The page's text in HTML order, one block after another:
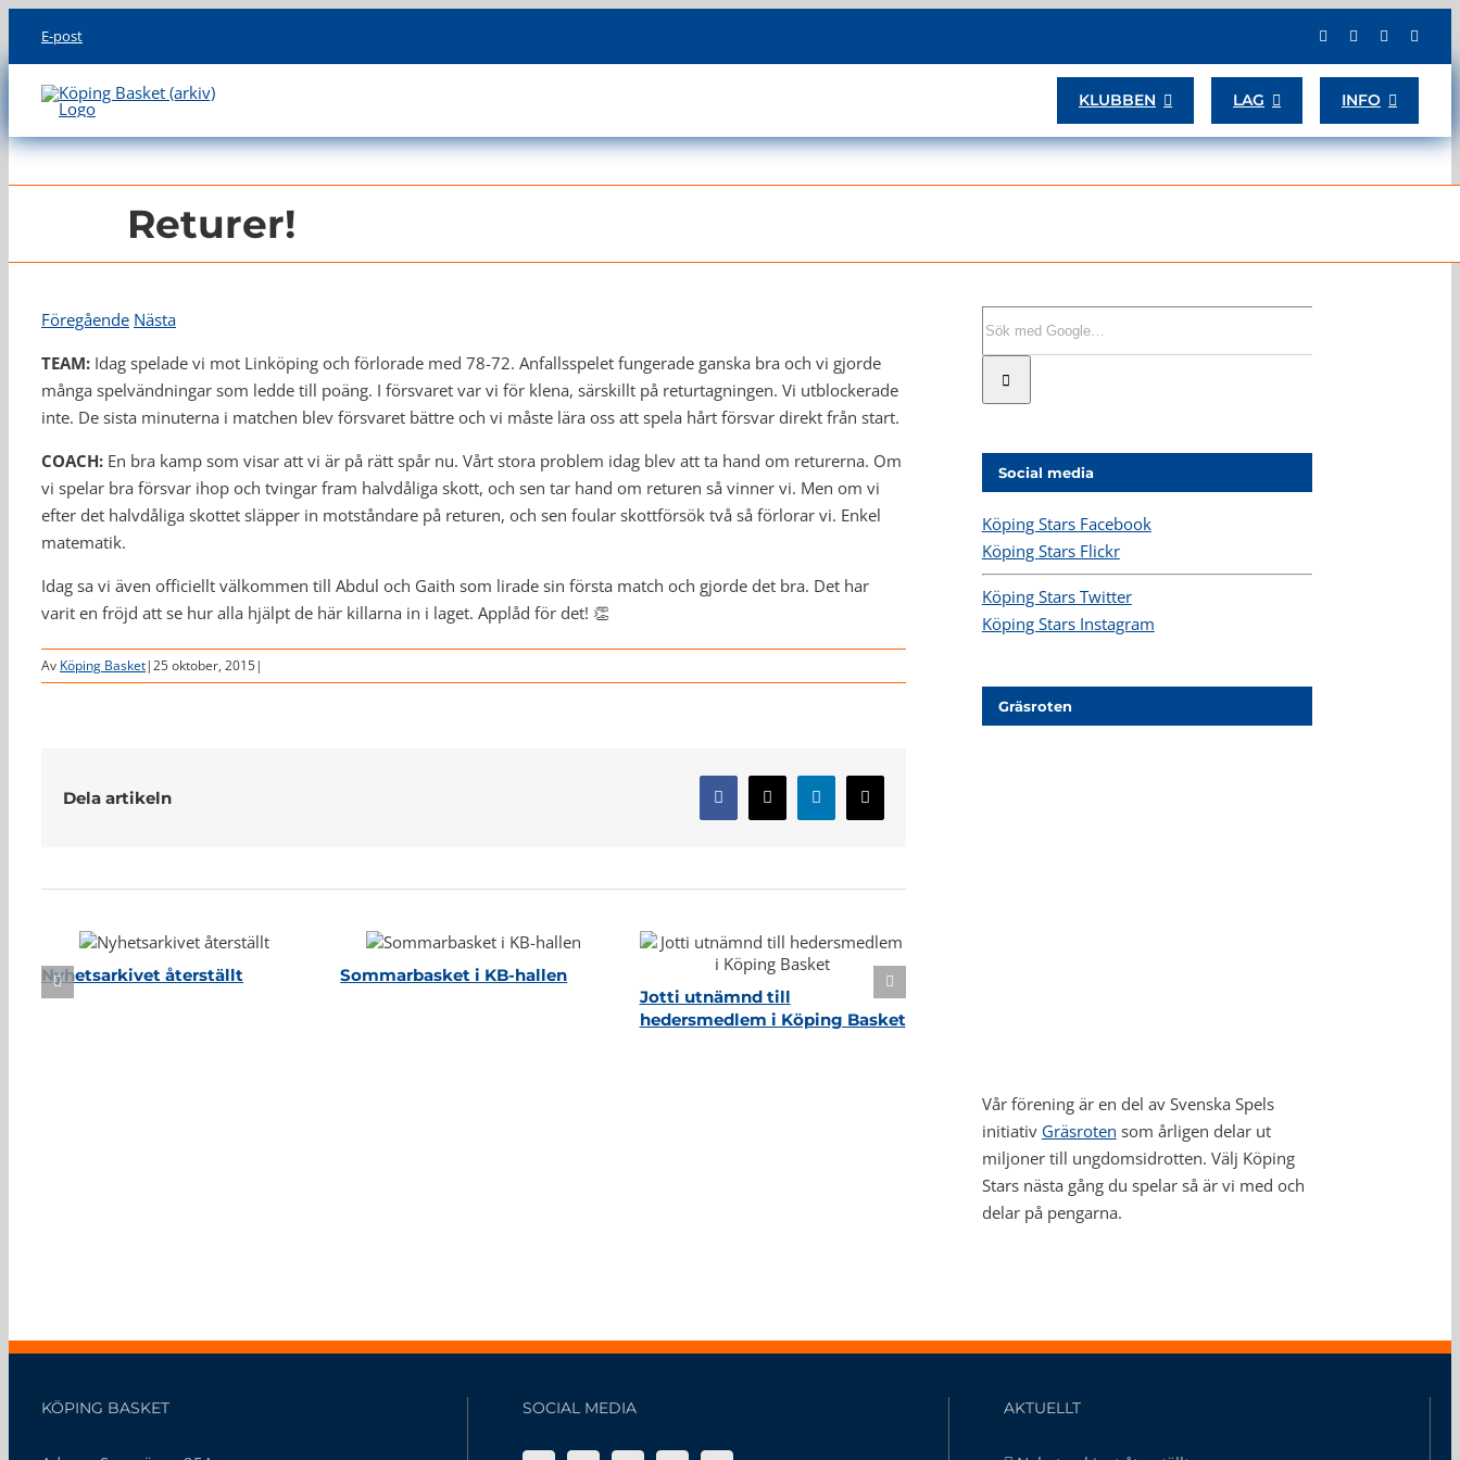
content
E-post
KLUBBEN LAG INFO
Returer!
Föregående Nästa
TEAM: Idag spelade vi mot Linköping och förlorade med 78-72. Anfallsspelet fungerade ganska bra och vi gjorde
många spelvändningar som ledde till poäng. I försvaret var vi för klena, särskillt på returtagningen. Vi utblockerade
inte. De sista minuterna i matchen blev försvaret bättre och vi måste lära oss att spela hårt försvar direkt från start.
COACH: En bra kamp som visar att vi är på rätt spår nu. Vårt stora problem idag blev att ta hand om returerna. Om
vi spelar bra försvar ihop och tvingar fram halvdåliga skott, och sen tar hand om returen så vinner vi. Men om vi
efter det halvdåliga skottet släpper in motståndare på returen, och sen foular skottförsök två så förlorar vi. Enkel
matematik.
Idag sa vi även officiellt välkommen till Abdul och Gaith som lirade sin första match och gjorde det bra. Det har
varit en fröjd att se hur alla hjälpt de här killarna in i laget. Applåd för det! 👏
Av Köping Basket|25 oktober, 2015|
Dela artikeln Facebook
X LinkedIn
E-
post
Nyhetsarkivet återställt
Sommarbasket i KB-hallen
Jotti utnämnd till
hedersmedlem i Köping Basket
Social media
Köping Stars Facebook
Köping Stars Flickr
Köping Stars Twitter
Köping Stars Instagram
Gräsroten
Vår förening är en del av Svenska Spels
initiativ Gräsroten som årligen delar ut
miljoner till ungdomsidrotten. Välj Köping
Stars nästa gång du spelar så är vi med och
delar på pengarna.
KÖPING BASKET SOCIAL MEDIA AKTUELLT